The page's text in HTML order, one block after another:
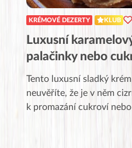
KRÉMOVÉ DEZERTY KLUB
Luxusní
palačinky nebo
Tento luxusní sladký
neuvěříte, že je v něm
k promazání cukroví